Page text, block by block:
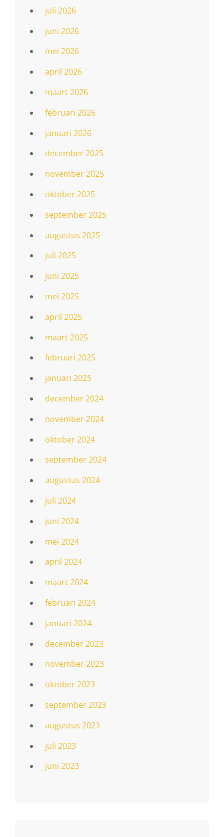
juli 2026
juni 2026
mei 2026
april 2026
maart 2026
februari 2026
januari 2026
december 2025
november 2025
oktober 2025
september 2025
augustus 2025
juli 2025
juni 2025
mei 2025
april 2025
maart 2025
februari 2025
januari 2025
december 2024
november 2024
oktober 2024
september 2024
augustus 2024
juli 2024
juni 2024
mei 2024
april 2024
maart 2024
februari 2024
januari 2024
december 2023
november 2023
oktober 2023
september 2023
augustus 2023
juli 2023
juni 2023